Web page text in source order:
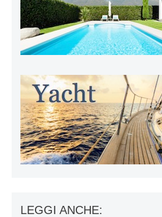
LEGGI ANCHE: